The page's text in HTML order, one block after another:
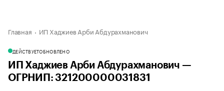
Главная ИП Хаджиев Арби Абдурахманович
ДЕЙСТВУЕТОБНОВЛЕНО
ИП Хаджиев Арби Абдурахманович —
ОГРНИП: 321200000031831